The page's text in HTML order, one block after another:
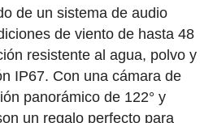
de un sistema de audio
de viento de hasta 48
resistente al agua, polvo y
IP67. Con una cámara de
panorámico de 122° y
un regalo perfecto para